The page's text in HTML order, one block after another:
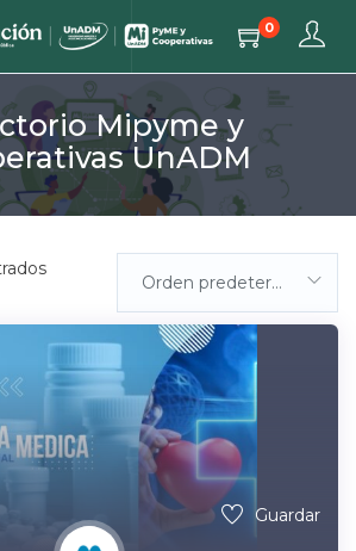
0
Mipyme y
UnADM
Orden predeterminada
Guardar